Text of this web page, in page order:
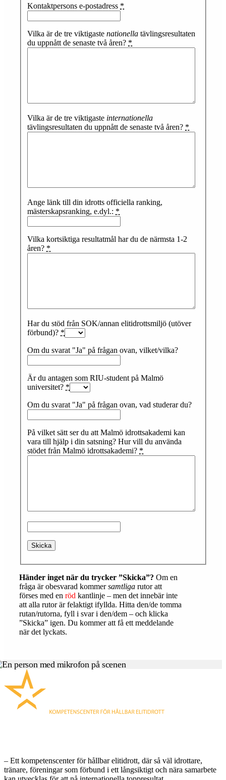
Kontaktpersons e-postadress *
Vilka är de tre viktigaste nationella tävlingsresultaten
du uppnått de senaste två åren? *
Vilka är de tre viktigaste internationella
tävlingsresultaten du uppnått de senaste två åren? *
Ange länk till din idrotts officiella ranking,
mästerskapsranking, e.dyl.: *
Vilka kortsiktiga resultatmål har du de närmsta 1-2
åren? *
Har du stöd från SOK/annan elitidrottsmiljö (utöver
förbund)? *
Om du svarat "Ja" på frågan ovan, vilket/vilka?
Är du antagen som RIU-student på Malmö
universitet? *
Om du svarat "Ja" på frågan ovan, vad studerar du?
På vilket sätt ser du att Malmö idrottsakademi kan
vara till hjälp i din satsning? Hur vill du använda
stödet från Malmö idrottsakademi? *
Händer inget när du trycker ”Skicka”? Om en
fråga är obesvarad kommersamtliga rutor att
förses med en röd kantlinje – men det innebär inte
att alla rutor är felaktigt ifyllda. Hitta den/de tomma
rutan/rutorna, fyll i svar i den/dem – och klicka
”Skicka” igen. Du kommer att få ett meddelande
när det lyckats.
– Ett kompetenscenter för hållbar elitidrott, där så väl idrottare,
tränare, föreningar som förbund i ett långsiktigt och nära samarbete